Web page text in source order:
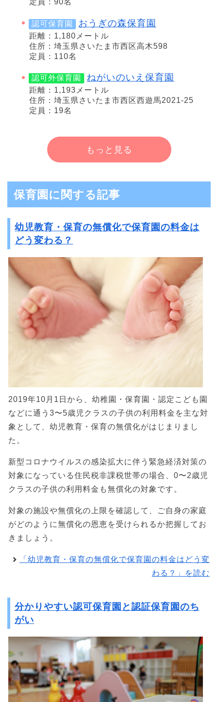
定員：90名
認可保育園 おうぎの森保育園
距離：1,180メートル
住所：埼玉県さいたま市西区高木598
定員：110名
認可外保育園 ねがいのいえ保育園
距離：1,193メートル
住所：埼玉県さいたま市西区西遊馬2021-25
定員：19名
もっと見る
保育園に関する記事
幼児教育・保育の無償化で保育園の料金は
どう変わる？
2019年10月1日から、幼稚園・保育園・認定こども園
などに通う3〜5歳児クラスの子供の利用料金を主な対
象として、幼児教育・保育の無償化がはじまりまし
た。
新型コロナウイルスの感染拡大に伴う緊急経済対策の
対象になっている住民税非課税世帯の場合、0〜2歳児
クラスの子供の利用料金も無償化の対象です。
対象の施設や無償化の上限を確認して、ご自身の家庭
がどのように無償化の恩恵を受けられるか把握してお
きましょう。
「幼児教育・保育の無償化で保育園の料金はどう変
わる？」を読む
分かりやすい認可保育園と認証保育園のち
がい